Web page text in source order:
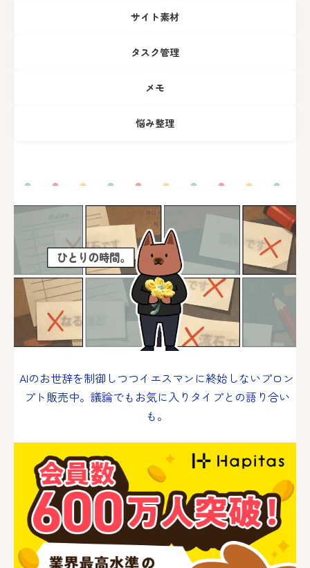
サイト素材
タスク管理
メモ
悩み整理
AIのお世辞を制御しつつイエスマンに終始しないプロン
プト販売中。議論でもお気に入りタイプとの語り合い
も。